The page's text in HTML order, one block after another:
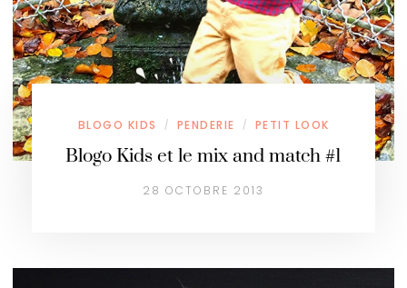
BLOGO KIDS / PENDERIE / PETIT LOOK
Blogo Kids et le mix and match #1
28 OCTOBRE 2013